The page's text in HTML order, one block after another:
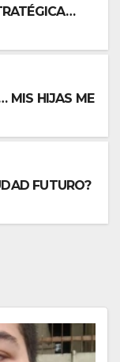
MIS HIJAS ME
FUTURO?